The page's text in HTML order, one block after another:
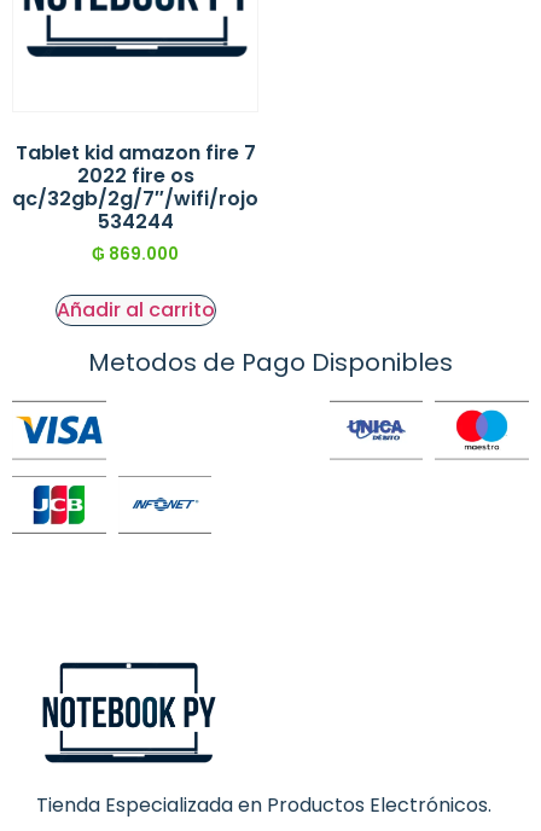
Tablet kid amazon fire 7
2022 fire os
qc/32gb/2g/7″/wifi/rojo
534244
₲ 869.000
Añadir al carrito
Metodos de Pago Disponibles
Tienda Especializada en Productos Electrónicos.